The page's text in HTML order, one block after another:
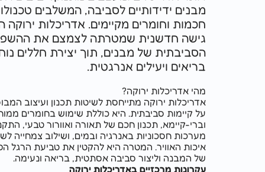
מבנים ידידותיים לסביבה, המשלבים טכנולוגיות
חכמות וחומרים מקיימים. אדריכלות ירוקה היא
גישה חדשנית שמטרתה לצמצם את ההשפעה
הסביבתית של מבנים, תוך יצירת חללים נוחים,
בריאים ויעילים אנרגטית.
מהי אדריכלות ירוקה?
אדריכלות ירוקה מתייחסת לשיטות תכנון ועיצוב המבוססות
על קיימות סביבתית. היא כוללת שימוש בחומרים ממוחזרים
וברי-קיימא, תכנון חכם של תאורה ואוורור טבעי, התקנת
מערכות חסכוניות באנרגיה ובמים, ושילוב צמחייה לשיפור
איכות האוויר. המטרה היא להקטין את טביעת הרגל הפחמנית
של המבנה וליצור סביבה אסתטית, בריאה ונעימה.
עקרונות מרכזיים באדריכלות ירוקה